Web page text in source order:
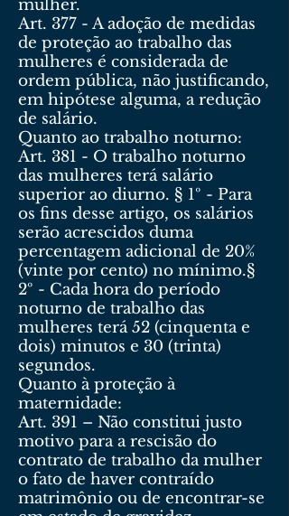
mulher.
Art. 377 - A adoção de medidas
de proteção ao trabalho das
mulheres é considerada de
ordem pública, não justificando,
em hipótese alguma, a redução
de salário.
Quanto ao trabalho noturno:
Art. 381 - O trabalho noturno
das mulheres terá salário
superior ao diurno. § 1º - Para
os fins desse artigo, os salários
serão acrescidos duma
percentagem adicional de 20%
(vinte por cento) no mínimo.§
2º - Cada hora do período
noturno de trabalho das
mulheres terá 52 (cinquenta e
dois) minutos e 30 (trinta)
segundos.
Quanto à proteção à
maternidade:
Art. 391 – Não constitui justo
motivo para a rescisão do
contrato de trabalho da mulher
o fato de haver contraído
matrimônio ou de encontrar-se